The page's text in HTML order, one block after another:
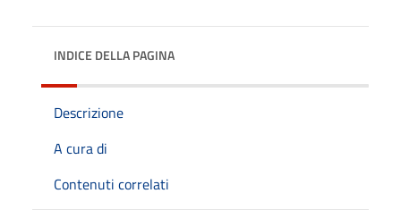
INDICE DELLA PAGINA
Descrizione
A cura di
Contenuti correlati